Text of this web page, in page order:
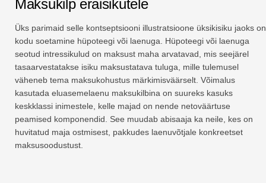
Maksukilp eraisikutele
Üks parimaid selle kontseptsiooni illustratsioone üksikisiku jaoks on
kodu soetamine hüpoteegi või laenuga. Hüpoteegi või laenuga
seotud intressikulud on maksust maha arvatavad, mis seejärel
tasaarvestatakse isiku maksustatava tuluga, mille tulemusel
väheneb tema maksukohustus märkimisväärselt. Võimalus
kasutada eluasemelaenu maksukilbina on suureks kasuks
keskklassi inimestele, kelle majad on nende netoväärtuse
peamised komponendid. See muudab abisaaja ka neile, kes on
huvitatud maja ostmisest, pakkudes laenuvõtjale konkreetset
maksusoodustust.